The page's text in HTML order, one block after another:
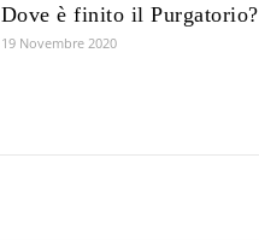
Dove è finito il Purgatorio?
19 Novembre 2020